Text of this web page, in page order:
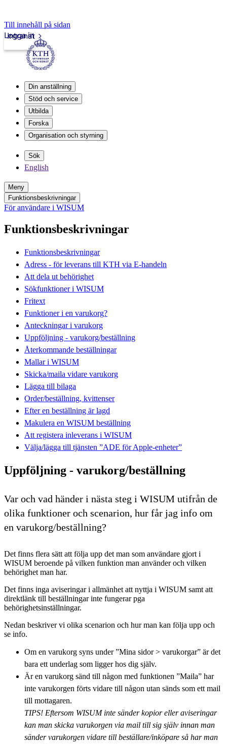
Till innehåll på sidan
Intranät
Logga in
Din anställning
Stöd och service
Utbilda
Forska
Organisation och styrning
Sök
English
Meny
Funktionsbeskrivningar
För användare i WISUM
Funktionsbeskrivningar
Funktionsbeskrivningar
Adress - för leverans till KTH via E-handeln
Att dela ut behörighet
Sökfunktioner i WISUM
Fritext
Funktioner i en varukorg?
Anteckningar i varukorg
Uppföljning - varukorg/beställning
Återkommande beställningar
Mallar i WISUM
Skicka/maila vidare varukorg
Lägga till bilaga
Order/beställning, kvittenser
Efter en beställning är lagd
Makulera en WISUM beställning
Att registera inleverans i WISUM
Välja/lägga till tjänsten ”ADE för Apple-enheter”
Uppföljning - varukorg/beställning
Var och vad händer i nästa steg i WISUM utifrån de
olika funktioner och scenarion, hur får jag info om
en varukorg/beställning?
Det finns flera sätt att följa upp det man som användare gjort i
WISUM beroende på vilken funktion man använder och vilken
behörighet man har.
Det finns inga aviseringar i allmänhet att nyttja i WISUM samt att
direktlänk till beställningar inte fungerar pga
behörighetsinställningar.
Nedan beskriver vi olika scenarion och hur man kan följa upp och
se info.
Om en varukorg syns under ”Mina sidor > varukorgar” är det
bara ett underlag som ligger hos dig själv.
Är en varukorg sänd till någon med funktionen ”Maila” har
inte varukorgen förts vidare till någon utan sänds som ett mail
till mottagaren.
TIPS! Eftersom WISUM inte sänder kopior eller aviseringar
kan man skicka varukorgen via mail till sig själv innan man
sänder varukorgen vidare till beställare/inköpare så har man